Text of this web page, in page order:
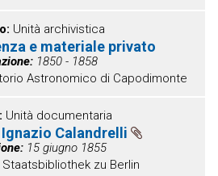
Unità archivistica
e materiale privato
1850 - 1858
Astronomico di Capodimonte
Unità documentaria
Calandrelli
15 giugno 1855
Staatsbibliothek zu Berlin